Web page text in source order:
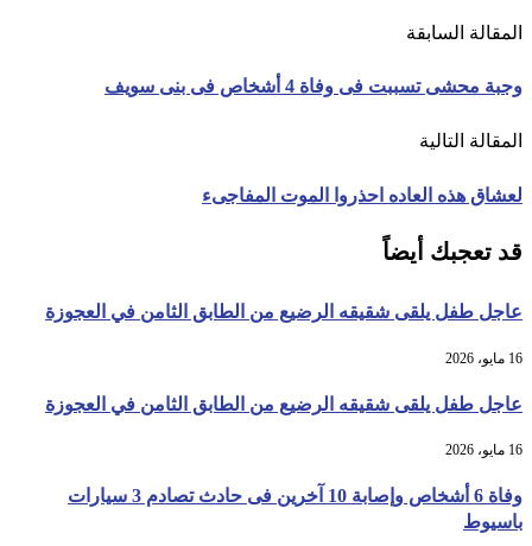
المقالة السابقة
وجبة محشى تسببت فى وفاة 4 أشخاص فى بنى سويف
المقالة التالية
لعشاق هذه العاده احذروا الموت المفاجىء
قد تعجبك أيضاً
عاجل طفل يلقى شقيقه الرضيع من الطابق الثامن في العجوزة
16 مايو، 2026
عاجل طفل يلقى شقيقه الرضيع من الطابق الثامن في العجوزة
16 مايو، 2026
وفاة 6 أشخاص وإصابة 10 آخرين فى حادث تصادم 3 سيارات
باسيوط